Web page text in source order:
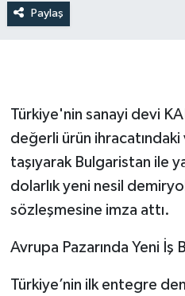
Paylaş
Türkiye'nin sanayi devi
değerli ürün ihracatındaki
taşıyarak Bulgaristan ile
dolarlık yeni nesil
sözleşmesine imza attı.
​Avrupa Pazarında Yeni İş
​Türkiye’nin ilk entegre